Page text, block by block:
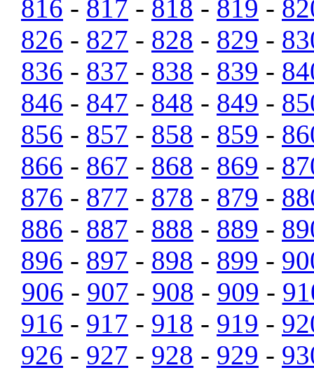
816 - 817 - 818 - 819 -
826 - 827 - 828 - 829 -
836 - 837 - 838 - 839 -
846 - 847 - 848 - 849 -
856 - 857 - 858 - 859 -
866 - 867 - 868 - 869 -
876 - 877 - 878 - 879 -
886 - 887 - 888 - 889 -
896 - 897 - 898 - 899 -
906 - 907 - 908 - 909 -
916 - 917 - 918 - 919 -
926 - 927 - 928 - 929 -